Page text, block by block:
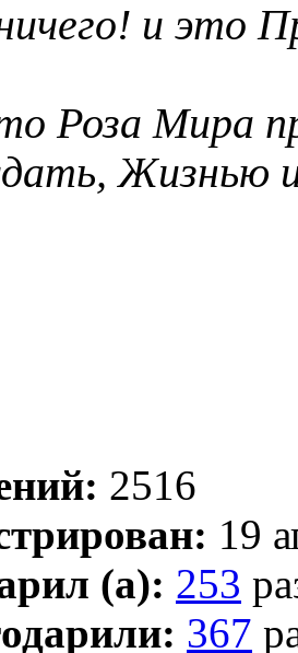
и это
Роза Мира
Жизнью
2516
19
(а): 253
367